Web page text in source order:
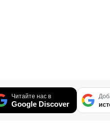
Читайте нас в
Google Discover